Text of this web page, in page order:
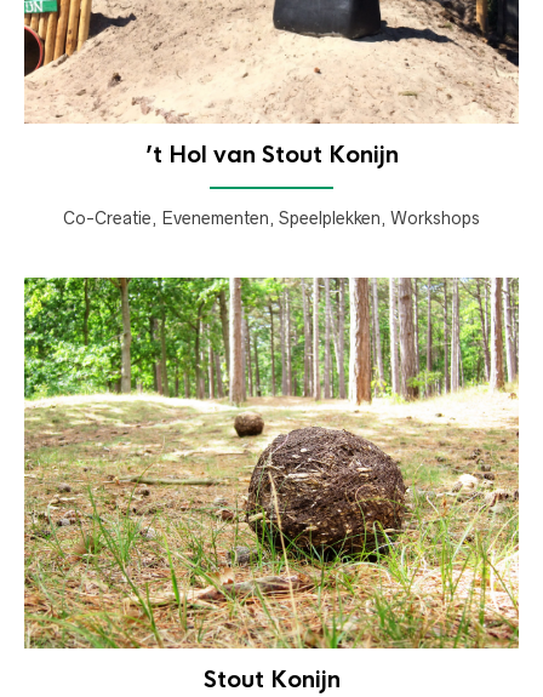
’t Hol van Stout Konijn
Co-Creatie, Evenementen, Speelplekken, Workshops
Stout Konijn